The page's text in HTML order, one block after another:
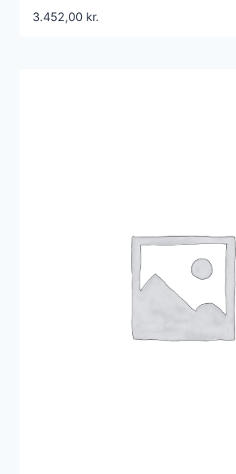
3.452,00 kr.